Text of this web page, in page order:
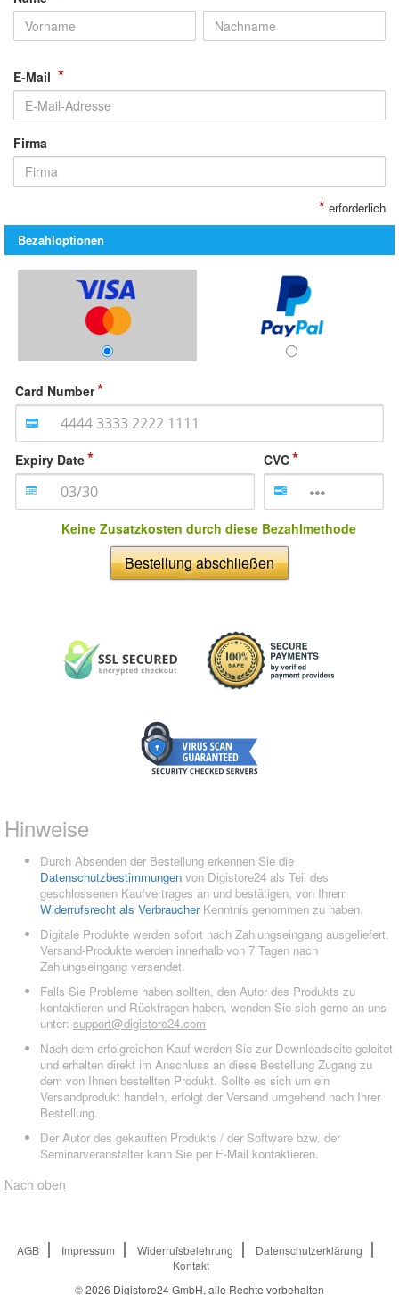
E-Mail *
Firma
* erforderlich
Bezahloptionen
Card Number
Expiry Date CVC
Keine Zusatzkosten durch diese Bezahlmethode
Bestellung abschließen
Hinweise
Durch Absenden der Bestellung erkennen Sie die
Datenschutzbestimmungen von Digistore24 als Teil des
geschlossenen Kaufvertrages an und bestätigen, von Ihrem
Widerrufsrecht als VerbraucherKenntnis genommen zu haben.
Digitale Produkte werden sofort nach Zahlungseingang ausgeliefert.
Versand-Produkte werden innerhalb von 7 Tagen nach
Zahlungseingang versendet.
Falls Sie Probleme haben sollten, den Autor des Produkts zu
kontaktieren und Rückfragen haben, wenden Sie sich gerne an uns
unter: support@digistore24.com
Nach dem erfolgreichen Kauf werden Sie zur Downloadseite geleitet
und erhalten direkt im Anschluss an diese Bestellung Zugang zu
dem von Ihnen bestellten Produkt. Sollte es sich um ein
Versandprodukt handeln, erfolgt der Versand umgehend nach Ihrer
Bestellung.
Der Autor des gekauften Produkts / der Software bzw. der
Seminarveranstalter kann Sie per E-Mail kontaktieren.
Nach oben
AGB Impressum Widerrufsbelehrung
Datenschutzerklärung
Kontakt
© 2026 Digistore24 GmbH, alle Rechte vorbehalten